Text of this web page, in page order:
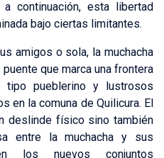
continuación, esta libertad
bajo ciertas limitantes.
amigos o sola, la muchacha
que marca una frontera
pueblerino y lustrosos
en la comuna de Quilicura. El
deslinde físico sino también
entre la muchacha y sus
los nuevos conjuntos